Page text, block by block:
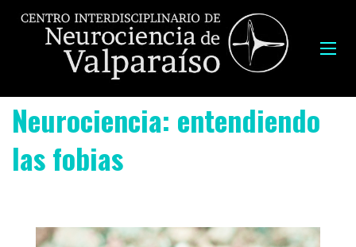
Neurociencia: entendiendo
las fobias